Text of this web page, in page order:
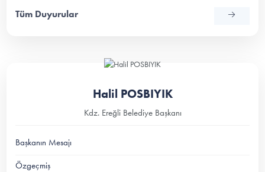
Tüm Duyurular
Halil POSBIYIK
Kdz. Ereğli Belediye Başkanı
Başkanın Mesajı
Özgeçmiş